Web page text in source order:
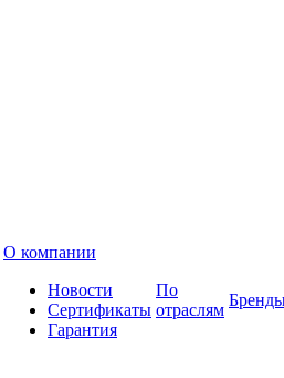
О компании
Новости
Сертификаты
Гарантия
По
отраслям